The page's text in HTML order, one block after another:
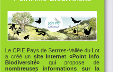
Le CPIE Pays de Serrres-Vallée du Lot
a créé un site Internet «Point Info
Biodiversité» qui propose de
nombreuses informations sur la